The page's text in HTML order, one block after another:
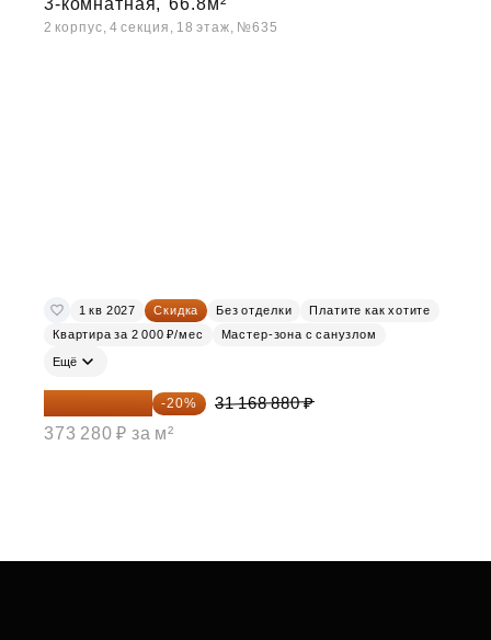
3-комнатная, 66.8м²
2 корпус, 4 секция, 18 этаж, №635
1 кв 2027 Скидка Без отделки
Платите как хотите
Квартира за 2 000 ₽/мес
Мастер-зона с санузлом
Ещё
24 935 104 ₽ -20%
31 168 880 ₽
373 280 ₽ за м²